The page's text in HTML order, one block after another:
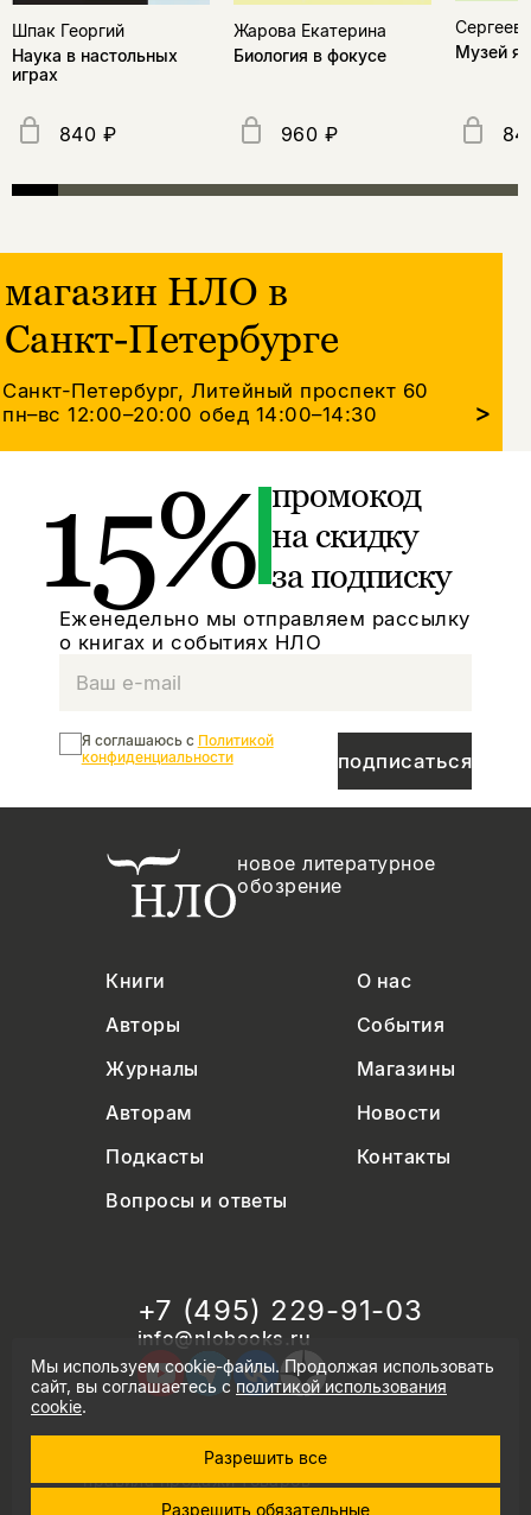
Шпак Георгий
Наука в настольных
играх
840 ₽
Жарова Екатерина
Биология в фокусе
960 ₽
Сергеев
Музей
магазин НЛО в
Санкт-Петербурге
Санкт-Петербург, Литейный проспект 60
пн–вс 12:00–20:00обед 14:00–14:30 >
15% промокод
на скидку
за подписку
Еженедельно мы отправляем рассылку
о книгах и событиях НЛО
подписаться
Я соглашаюсь с Политикой
конфиденциальности
новое литературное
обозрение
Книги
О нас
Авторы
События
Журналы
Магазины
Авторам
Новости
Подкасты
Контакты
Вопросы и ответы
+7 (495) 229-91-03
info@nlobooks.ru
© Новое литературное обозрение. 2026
правила продажи товаров
политика в области персональных данных
Мы используем cookie-файлы. Продолжая использовать
сайт, вы соглашаетесь сполитикой использования
cookie.
Разрешить все
Разрешить обязательные